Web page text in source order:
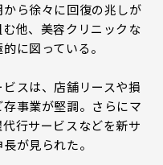
ら徐々に回復の兆しが
他、美容クリニックな
に図っている。
スは、店舗リースや損
事業が堅調。さらにマ
行サービスなどを新サ
が見られた。